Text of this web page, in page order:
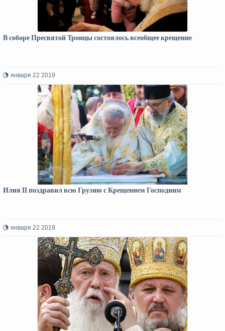
В соборе Пресвятой Троицы состоялось всеобщее крещение
января 22 2019
Илия II поздравил всю Грузию с Крещением Господним
января 22 2019